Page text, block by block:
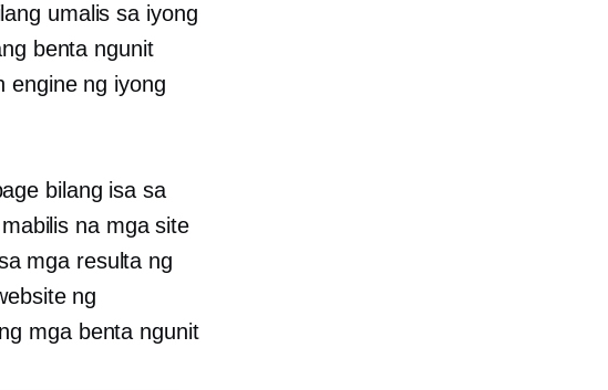
umalis sa iyong
benta ngunit
engine ng iyong
bilang isa sa
na mga site
mga resulta ng
ng
mga benta ngunit